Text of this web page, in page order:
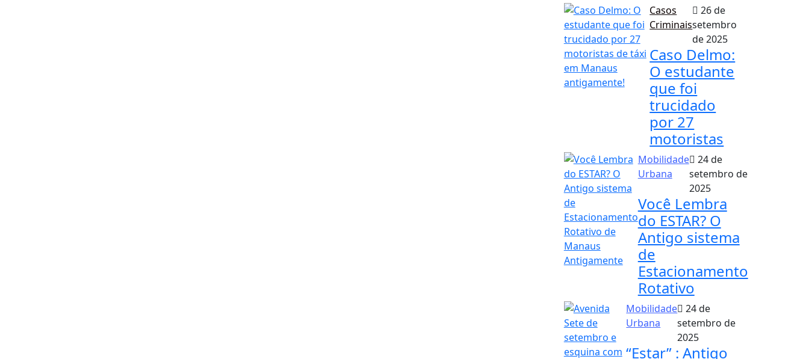
Casos
Criminais
26 de
setembro
de 2025
Caso Delmo:
O estudante
que foi
trucidado
por 27
motoristas
Mobilidade
Urbana
24 de
setembro de
2025
Você Lembra
do ESTAR? O
Antigo sistema
de
Estacionamento
Rotativo
Mobilidade
Urbana
24 de
setembro de
2025
“Estar” : Antigo